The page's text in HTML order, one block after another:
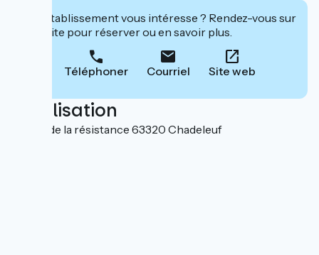
Cet établissement vous intéresse ? Rendez-vous sur
leur site pour réserver ou en savoir plus.
Téléphoner Courriel Site web
Localisation
1 place de la résistance 63320 Chadeleuf